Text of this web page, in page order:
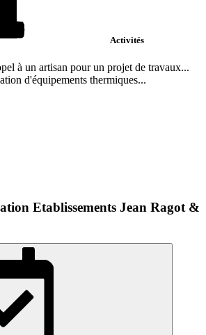
Activités
à un artisan pour un projet de travaux...
d'équipements thermiques...
Etablissements Jean Ragot &